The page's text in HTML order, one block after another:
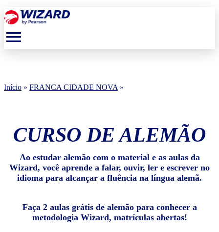
menu
Início » FRANCA CIDADE NOVA »
CURSO DE ALEMÃO
Ao estudar alemão com o material e as aulas da
Wizard, você aprende a falar, ouvir, ler e escrever no
idioma para alcançar a fluência na língua alemã.
Faça 2 aulas grátis de alemão para conhecer a
metodologia Wizard, matrículas abertas!